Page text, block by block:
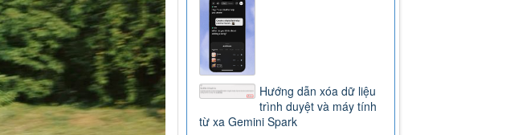
Hướng dẫn xóa dữ liệu
trình duyệt và máy tính
từ xa Gemini Spark